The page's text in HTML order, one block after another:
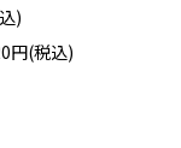
)
円(税込)